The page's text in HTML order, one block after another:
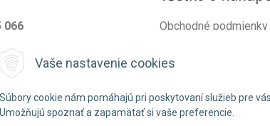
Vaše nastavenie cookies
Súbory cookie nám pomáhajú pri poskytovaní služieb pre vás.
Umožňujú spoznať a zapamätať si vaše preferencie.
066
Obchodné podmienky